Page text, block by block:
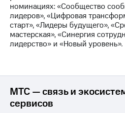
номинациях: «Сообщество
лидеров», «Цифровая
старт», «Лидеры будущего»,
мастерская», «Синергия
лидерство» и «Новый уровень».
МТС — связь и
сервисов